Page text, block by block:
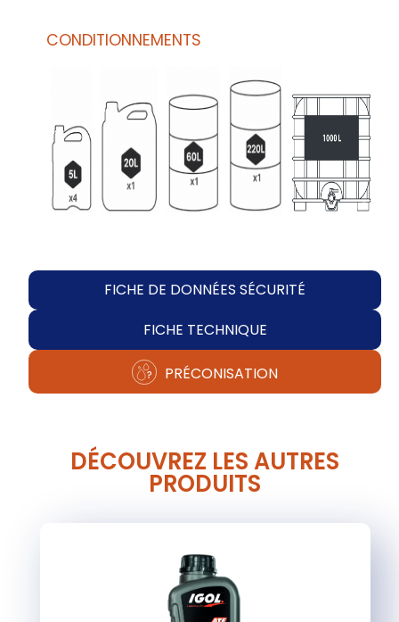
CONDITIONNEMENTS
FICHE DE DONNÉES SÉCURITÉ
FICHE TECHNIQUE
PRÉCONISATION
DÉCOUVREZ LES AUTRES
PRODUITS